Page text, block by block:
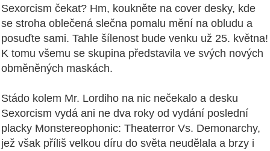
Sexorcism čekat? Hm, koukněte na cover desky, kde
se stroha oblečená slečna pomalu mění na obludu a
posuďte sami. Tahle šílenost bude venku už 25. května!
K tomu všemu se skupina představila ve svých nových
obměněných maskách.
Stádo kolem Mr. Lordiho na nic nečekalo a desku
Sexorcism vydá ani ne dva roky od vydání poslední
placky Monstereophonic: Theaterror Vs. Demonarchy,
jež však příliš velkou díru do světa neudělala a brzy i